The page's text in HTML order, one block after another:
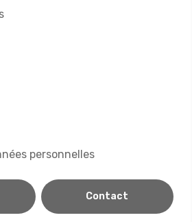
personnelles
Contact